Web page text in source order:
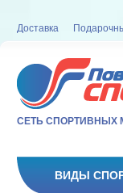
Доставка
СЕТЬ СПОРТИВНЫХ
ВИДЫ